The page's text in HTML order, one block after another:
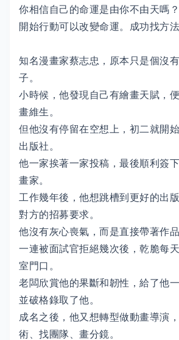
你相信自己的命運是由你不由天嗎？
開始行動可以改變命運。成功找方
知名漫畫家蔡志忠，原本只是個沒
子。
小時候，他發現自己有繪畫天賦，
畫維生。
但他沒有停留在空想上，初二就開
出版社。
他一家挨著一家投稿，最後順利簽
畫家。
工作幾年後，他想跳槽到更好的出
對方的招募要求。
他沒有灰心喪氣，而是直接帶著作
一連被面試官拒絕幾次後，乾脆每
室門口。
老闆欣賞他的果斷和韌性，給了他
並破格錄取了他。
成名之後，他又想轉型做動畫導演
術、找團隊、畫分鏡。